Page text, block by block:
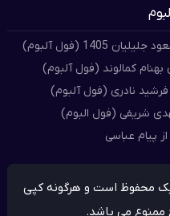
(فول آلبوم)
کمالوند (فول آلبوم)
نادری (فول آلبوم)
شریفی (فول البوم)
پیام عباسی
محفوظ است و هرگونه کپی
ممنوع می باشد.